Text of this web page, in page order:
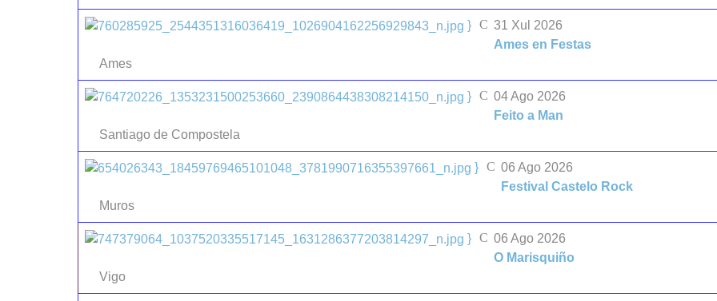
}
31 Xul 2026
Ames en Festas
Ames
}
04 Ago 2026
Feito a Man
Santiago de Compostela
}
06 Ago 2026
Festival Castelo Rock
Muros
}
06 Ago 2026
O Marisquiño
Vigo